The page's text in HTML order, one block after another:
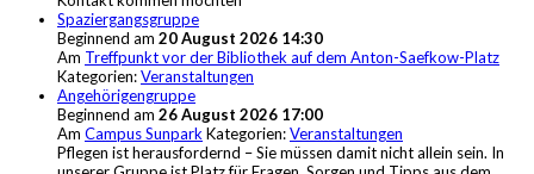
Spaziergangsgruppe
Beginnend am 20 August 2026 14:30
Am Treffpunkt vor der Bibliothek auf dem Anton-Saefkow-Platz
Kategorien:Veranstaltungen
Angehörigengruppe
Beginnend am 26 August 2026 17:00
Am Campus Sunpark Kategorien:Veranstaltungen
Pflegen ist herausfordernd – Sie müssen damit nicht allein sein. In